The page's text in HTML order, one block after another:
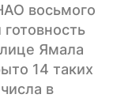
восьмого
Ямала
14 таких
в